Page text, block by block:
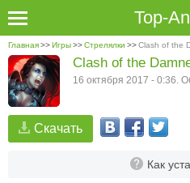
Top-
Главная>>Игры>>Стрелялки >>Clash of the
Скачать
Как
Clash of the
16 октября 2017 - 0:36.